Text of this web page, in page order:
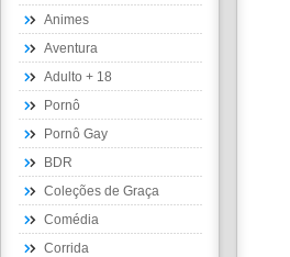
Animes
Aventura
Adulto + 18
Pornô
Pornô Gay
BDR
Coleções de Graça
Comédia
Corrida